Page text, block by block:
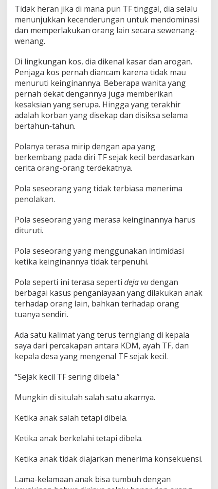
Tidak heran jika di mana pun TF tinggal, dia selalu
menunjukkan kecenderungan untuk mendominasi
dan memperlakukan orang lain secara sewenang-
wenang.
Di lingkungan kos, dia dikenal kasar dan arogan.
Penjaga kos pernah diancam karena tidak mau
menuruti keinginannya. Beberapa wanita yang
pernah dekat dengannya juga memberikan
kesaksian yang serupa. Hingga yang terakhir
adalah korban yang disekap dan disiksa selama
bertahun-tahun.
Polanya terasa mirip dengan apa yang
berkembang pada diri TF sejak kecil berdasarkan
cerita orang-orang terdekatnya.
Pola seseorang yang tidak terbiasa menerima
penolakan.
Pola seseorang yang merasa keinginannya harus
dituruti.
Pola seseorang yang menggunakan intimidasi
ketika keinginannya tidak terpenuhi.
Pola seperti ini terasa seperti deja vudengan
berbagai kasus penganiayaan yang dilakukan anak
terhadap orang lain, bahkan terhadap orang
tuanya sendiri.
Ada satu kalimat yang terus terngiang di kepala
saya dari percakapan antara KDM, ayah TF, dan
kepala desa yang mengenal TF sejak kecil.
“Sejak kecil TF sering dibela.”
Mungkin di situlah salah satu akarnya.
Ketika anak salah tetapi dibela.
Ketika anak berkelahi tetapi dibela.
Ketika anak tidak diajarkan menerima konsekuensi.
Lama-kelamaan anak bisa tumbuh dengan